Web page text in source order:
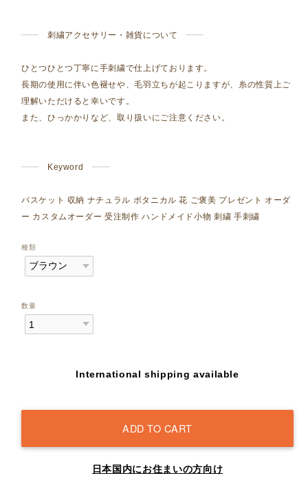
┈┈ 刺繍アクセサリー・雑貨について ┈┈
ひとつひとつ丁寧に手刺繍で仕上げております。
長期の使用に伴い色褪せや、毛羽立ちが起こりますが、糸の性質上ご
理解いただけると幸いです。
また、ひっかかりなど、取り扱いにご注意ください。
┈┈ Keyword ┈┈
バスケット 収納 ナチュラル ボタニカル 花 ご褒美 プレゼント オーダ
ー カスタムオーダー 受注制作 ハンドメイド小物 刺繍 手刺繍
種類
数量
International shipping available
ADD TO CART
日本国内にお住まいの方向け